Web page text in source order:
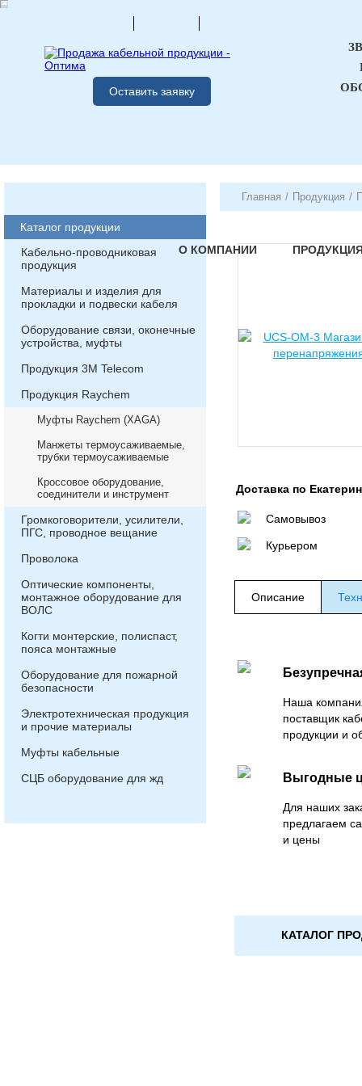
Оставить заявку
О КОМПАНИИ
Каталог продукции
Кабельно-проводниковая
продукция
Материалы и изделия для
прокладки и подвески кабеля
Оборудование связи, оконечные
устройства, муфты
Продукция 3М Telecom
Продукция Raychem
Муфты Raychem (XAGA)
Манжеты термоусаживаемые,
трубки термоусаживаемые
Кроссовое оборудование,
соединители и инструмент
Громкоговорители, усилители,
ПГС, проводное вещание
Проволока
Оптические компоненты,
монтажное оборудование для
ВОЛС
Когти монтерские, полиспаст,
пояса монтажные
Оборудование для пожарной
безопасности
Электротехническая продукция
и прочие материалы
Муфты кабельные
СЦБ оборудование для жд
Главная / Продукция /
Доставка по
Самовывоз
Курьером
Описание
Наша
поставщик
продукции и
Выгодные
Для наших
предлагаем
и цены
КАТАЛОГ